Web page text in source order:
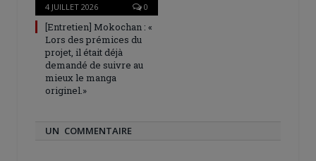
4 JUILLET 2026 0
[Entretien] Mokochan : «
Lors des prémices du
projet, il était déjà
demandé de suivre au
mieux le manga
originel.»
UN COMMENTAIRE